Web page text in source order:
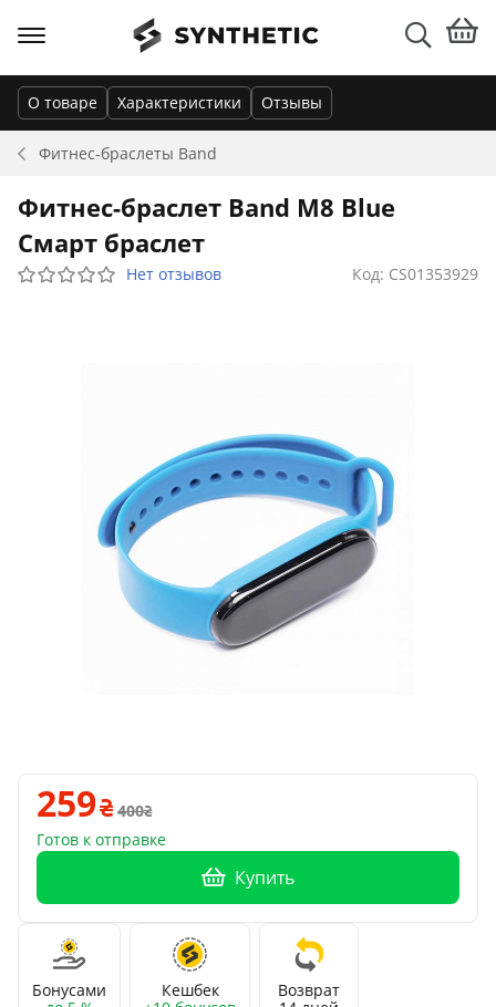
Фитнес-браслеты Band
О товаре Характеристики Отзывы
Фитнес-браслет Band M8 Blue
Смарт браслет
Нет отзывов Код: CS01353929
259
400
Готов к отправке
Купить
Бонусами
Кешбек
Возврат